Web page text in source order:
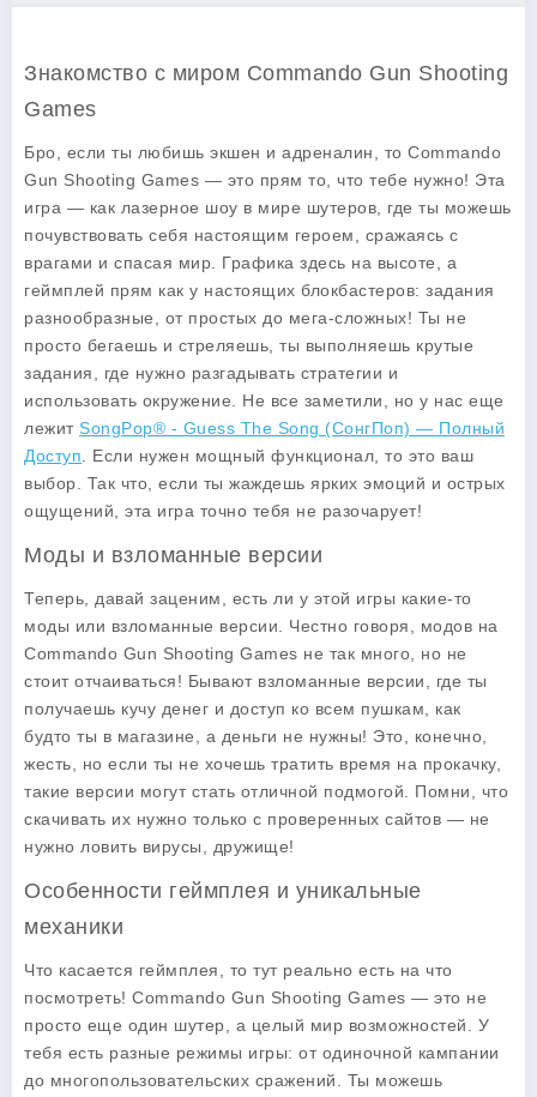
Знакомство с миром Commando Gun Shooting
Games
Бро, если ты любишь экшен и адреналин, то Commando
Gun Shooting Games — это прям то, что тебе нужно! Эта
игра — как лазерное шоу в мире шутеров, где ты можешь
почувствовать себя настоящим героем, сражаясь с
врагами и спасая мир. Графика здесь на высоте, а
геймплей прям как у настоящих блокбастеров: задания
разнообразные, от простых до мега-сложных! Ты не
просто бегаешь и стреляешь, ты выполняешь крутые
задания, где нужно разгадывать стратегии и
использовать окружение. Не все заметили, но у нас еще
лежит SongPop® - Guess The Song (СонгПоп) — Полный
Доступ . Если нужен мощный функционал, то это ваш
выбор. Так что, если ты жаждешь ярких эмоций и острых
ощущений, эта игра точно тебя не разочарует!
Моды и взломанные версии
Теперь, давай заценим, есть ли у этой игры какие-то
моды или взломанные версии. Честно говоря, модов на
Commando Gun Shooting Games не так много, но не
стоит отчаиваться! Бывают взломанные версии, где ты
получаешь кучу денег и доступ ко всем пушкам, как
будто ты в магазине, а деньги не нужны! Это, конечно,
жесть, но если ты не хочешь тратить время на прокачку,
такие версии могут стать отличной подмогой. Помни, что
скачивать их нужно только с проверенных сайтов — не
нужно ловить вирусы, дружище!
Особенности геймплея и уникальные
механики
Что касается геймплея, то тут реально есть на что
посмотреть! Commando Gun Shooting Games — это не
просто еще один шутер, а целый мир возможностей. У
тебя есть разные режимы игры: от одиночной кампании
до многопользовательских сражений. Ты можешь